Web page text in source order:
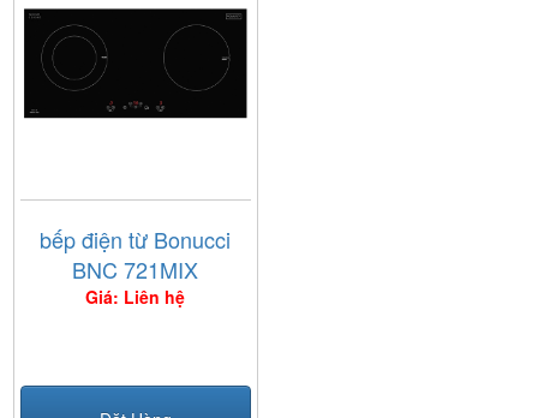
bếp điện từ Bonucci
BNC 721MIX
Giá: Liên hệ